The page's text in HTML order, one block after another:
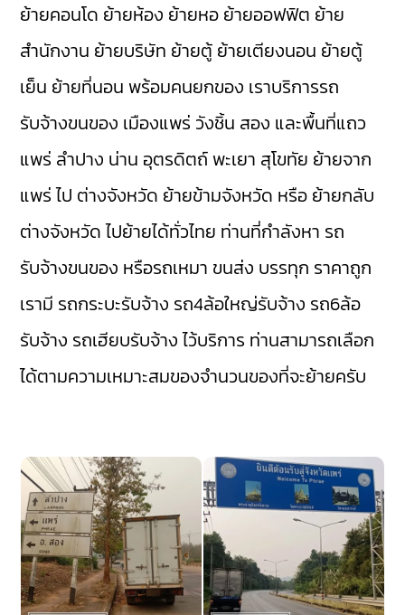
ย้ายคอนโด ย้ายห้อง ย้ายหอ ย้ายออฟฟิต ย้าย
สำนักงาน ย้ายบริษัท ย้ายตู้ ย้ายเตียงนอน ย้ายตู้
เย็น ย้ายที่นอน พร้อมคนยกของ เราบริการรถ
รับจ้างขนของ เมืองแพร่ วังชิ้น สอง และพื้นที่แถว
แพร่ ลำปาง น่าน อุตรดิตถ์ พะเยา สุโขทัย ย้ายจาก
แพร่ ไป ต่างจังหวัด ย้ายข้ามจังหวัด หรือ ย้ายกลับ
ต่างจังหวัด ไปย้ายได้ทั่วไทย ท่านที่กำลังหา รถ
รับจ้างขนของ หรือรถเหมา ขนส่ง บรรทุก ราคาถูก
เรามี รถกระบะรับจ้าง รถ4ล้อใหญ่รับจ้าง รถ6ล้อ
รับจ้าง รถเฮียบรับจ้างไว้บริการ ท่านสามารถเลือก
ได้ตามความเหมาะสมของจำนวนของที่จะย้ายครับ